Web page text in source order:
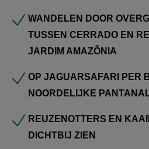
Als afsluiter wacht de kust bij
verscholen ligt in het
romantiek, omringd door
de Bocaina-gebergte. Een
Uiteraard zijn wijzigingen nog
WANDELEN DOOR
TUSSEN CERRADO EN
JARDIM AMAZÔNIA
OP JAGUARSAFARI PER
NOORDELIJKE
REUZENOTTERS EN
DICHTBIJ ZIEN